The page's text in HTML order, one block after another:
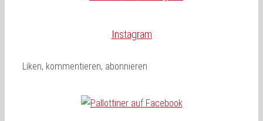
Instagram
Liken, kommentieren, abonnieren